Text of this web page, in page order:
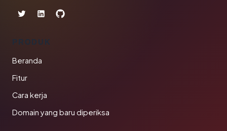
PRODUK
Beranda
Fitur
Cara kerja
Domain yang baru diperiksa